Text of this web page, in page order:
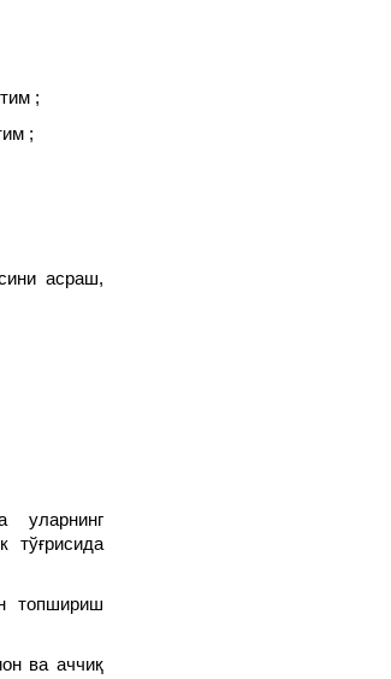
;
;
асраш,
уларнинг
тўғрисида
топшириш
ва аччиқ